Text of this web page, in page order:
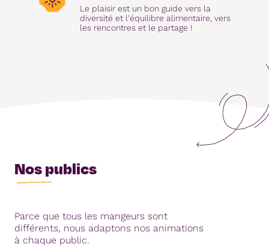
Le plaisir est un bon guide vers la
diversité et l'équilibre alimentaire, vers
les rencontres et le partage !
Nos publics
Parce que tous les mangeurs sont
différents, nous adaptons nos animations
à chaque public.